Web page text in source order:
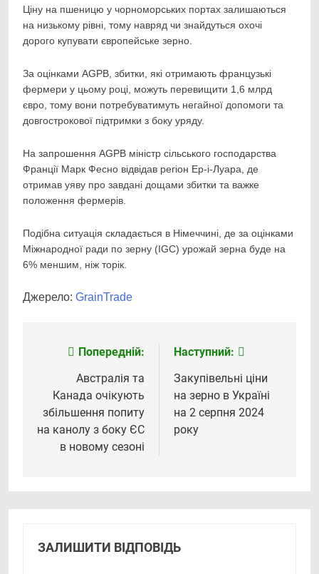
Ціну на пшеницю у чорноморських портах залишаються
на низькому рівні, тому навряд чи знайдуться охочі
дорого купувати європейське зерно.
За оцінками AGPB, збитки, які отримають французькі
фермери у цьому році, можуть перевищити 1,6 млрд
євро, тому вони потребуватимуть негайної допомоги та
довгострокової підтримки з боку уряду.
На запрошення AGPB міністр сільського господарства
Франції Марк Фесно відвідав регіон Ер-і-Луара, де
отримав уяву про завдані дощами збитки та важке
положення фермерів.
Подібна ситуація складається в Німеччині, де за оцінками
Міжнародної ради по зерну (IGC) урожай зерна буде на
6% меншим, ніж торік.
Джерело: GrainTrade
Навігація
записів
Попередній:
Австралія та
Канада очікують
збільшення попиту
на канолу з боку ЄС
в новому сезоні
Наступний:
Закупівельні ціни
на зерно в Україні
на 2 серпня 2024
року
ЗАЛИШИТИ ВІДПОВІДЬ